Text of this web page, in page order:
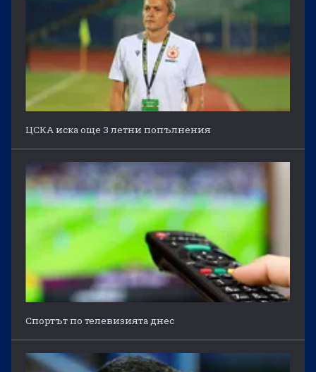
ЦСКА иска още 3 летни попълнения
Спортът по телевизията днес